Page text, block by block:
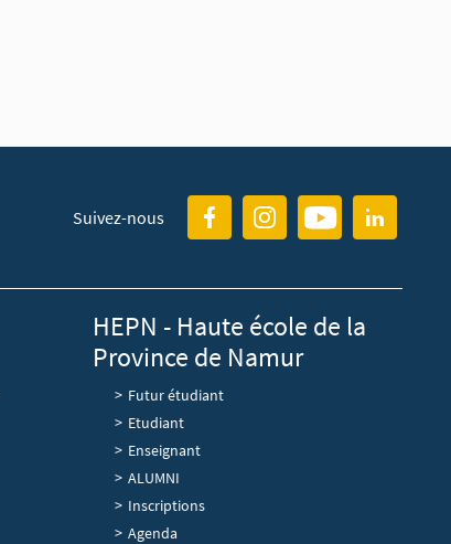
Suivez-nous
HEPN - Haute école de la
Province de Namur
Futur étudiant
Etudiant
Enseignant
ALUMNI
Découvrir
Inscriptions
Agenda